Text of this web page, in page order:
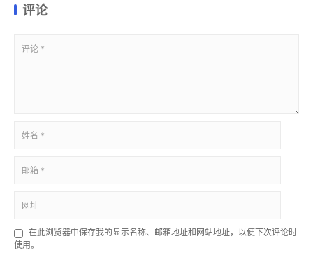
评论
在此浏览器中保存我的显示名称、邮箱地址和网站地址，以便下次评论时
使用。